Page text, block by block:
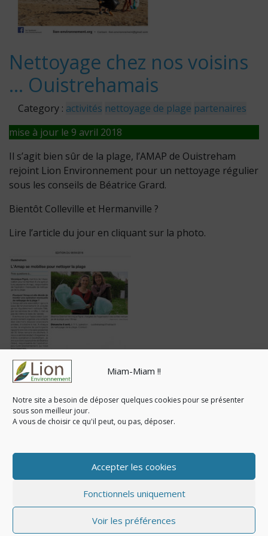
Miam-Miam !!
Notre site a besoin de déposer quelques cookies pour se présenter
sous son meilleur jour.
A vous de choisir ce qu'il peut, ou pas, déposer.
Accepter les cookies
Fonctionnels uniquement
Voir les préférences
Nettoyage chez nos voisins
… Ouistrehamais
Category : activités nettoyage de plage partenaires
mise à jour le 9 avril 2018
Il s’agit bien sûr de la plage, l’AMAP de Ouistreham
rejoint Lion Environnement pour un nettoyage régulier
sous les conseils de Béatrice Grard.
Bientôt Colleville et Hermanville ?
Lire l’article du jour en cliquant sur la photo.
© Copyright 2020-2026. Tous droits réservés - Lion-
Environnement |Mentions légales & Politique de
confidentialité